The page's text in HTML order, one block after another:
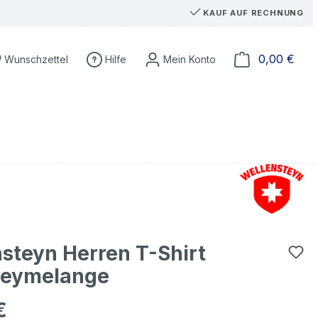
KAUF AUF RECHNUNG
Du hast 0 Produkte auf dem Merkzettel
Wunschzettel Hilfe 0,00 €
Herren T-Shirt